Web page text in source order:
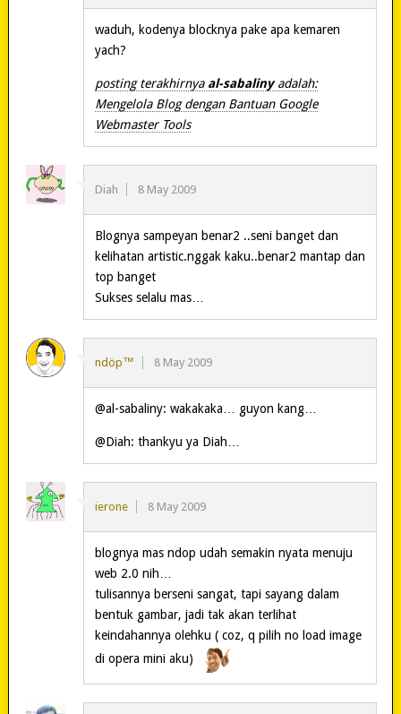
waduh, kodenya blocknya pake apa kemaren
yach?
posting terakhirnya al-sabalinyadalah:
Mengelola Blog dengan Bantuan Google
Webmaster Tools
Diah 8 May 2009
Blognya sampeyan benar2 ..seni banget dan
kelihatan artistic.nggak kaku..benar2 mantap dan
top banget
Sukses selalu mas…
ndöp™ 8 May 2009
@al-sabaliny: wakakaka… guyon kang…
@Diah: thankyu ya Diah…
ierone 8 May 2009
blognya mas ndop udah semakin nyata menuju
web 2.0 nih…
tulisannya berseni sangat, tapi sayang dalam
bentuk gambar, jadi tak akan terlihat
keindahannya olehku ( coz, q pilih no load image
di opera mini aku)